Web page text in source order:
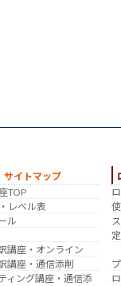
イトマップ
TOP
レベル表
ル
講座・オンライン
講座・通信添削
ィング講座・通信添